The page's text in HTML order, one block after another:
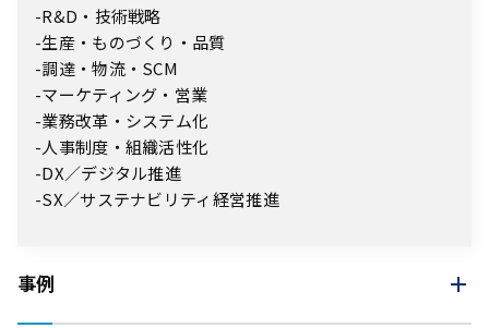
R&D・技術戦略
生産・ものづくり・品質
調達・物流・SCM
マーケティング・営業
業務改革・システム化
人事制度・組織活性化
DX／デジタル推進
SX／サステナビリティ経営推進
事例